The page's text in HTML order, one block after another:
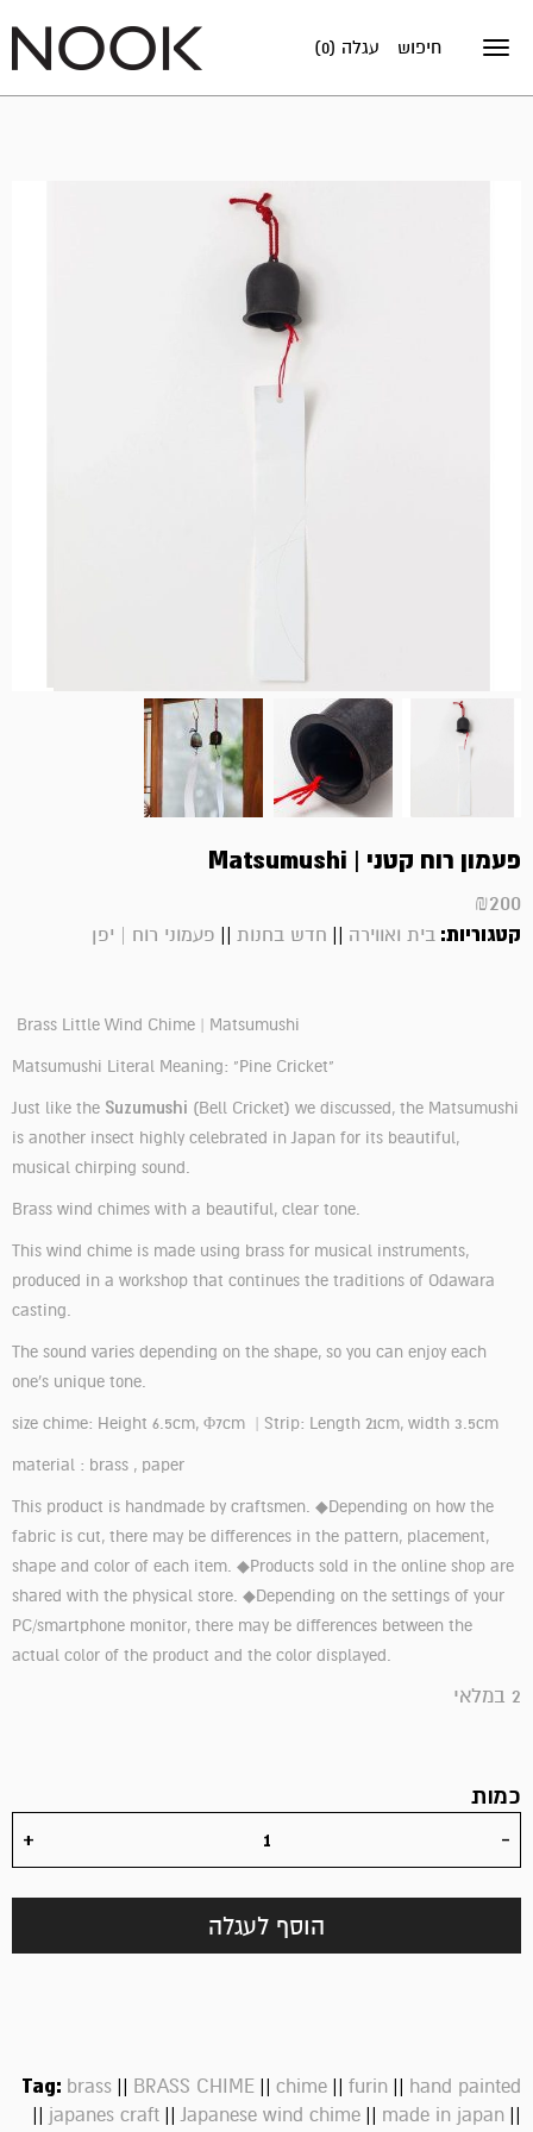
Toggle
עגלה (0) חיפוש
פעמון רוח קטני | Matsumushi
₪200
קטגוריות: בית ואווירה || חדש בחנות || פעמוני רוח | יפן
Brass Little Wind Chime | Matsumushi
Matsumushi Literal Meaning: "Pine Cricket"
Just like the Suzumushi (Bell Cricket) we discussed, the Matsumushi
is another insect highly celebrated in Japan for its beautiful,
musical chirping sound.
Brass wind chimes with a beautiful, clear tone.
This wind chime is made using brass for musical instruments,
produced in a workshop that continues the traditions of Odawara
casting.
The sound varies depending on the shape, so you can enjoy each
one's unique tone.
size chime: Height 6.5cm, Φ7cm | Strip: Length 21cm, width 3.5cm
material : brass , paper
This product is handmade by craftsmen. ◆Depending on how the
fabric is cut, there may be differences in the pattern, placement,
shape and color of each item. ◆Products sold in the online shop are
shared with the physical store. ◆Depending on the settings of your
PC/smartphone monitor, there may be differences between the
actual color of the product and the color displayed.
2 במלאי
כמות
הוסף לעגלה
Tag: brass || BRASS CHIME || chime || furin || hand painted
|| japanes craft ||Japanese wind chime || made in japan ||